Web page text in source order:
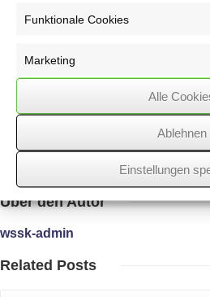
Funktionale Cookies
Marketing
Alle
Ablehnen
Einstellungen
dar. Einer schwangeren Arbeitnehmerin
eines mutterschutzrechtlichen
Arbeit zu interessieren. Erst die
spräche für die Unrichtigkeit des
12/03/2018 / Arbeitnehmer,WSSK
Überden Autor
wssk-admin
Related Posts